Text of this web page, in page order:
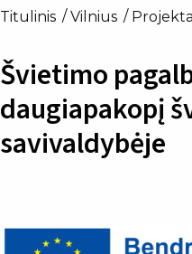
Titulinis Vilnius
Švietimo
daugiapakopį
savivaldybėje